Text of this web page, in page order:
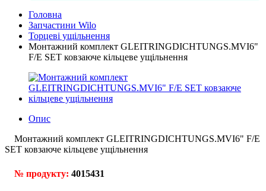
Головна
Запчастини Wilo
Торцеві ущільнення
Монтажний комплект GLEITRINGDICHTUNGS.MVI6"
F/E SET ковзаюче кільцеве ущільнення
Опис
Монтажний комплект GLEITRINGDICHTUNGS.MVI6" F/E
SET ковзаюче кільцеве ущільнення
№ продукту: 4015431